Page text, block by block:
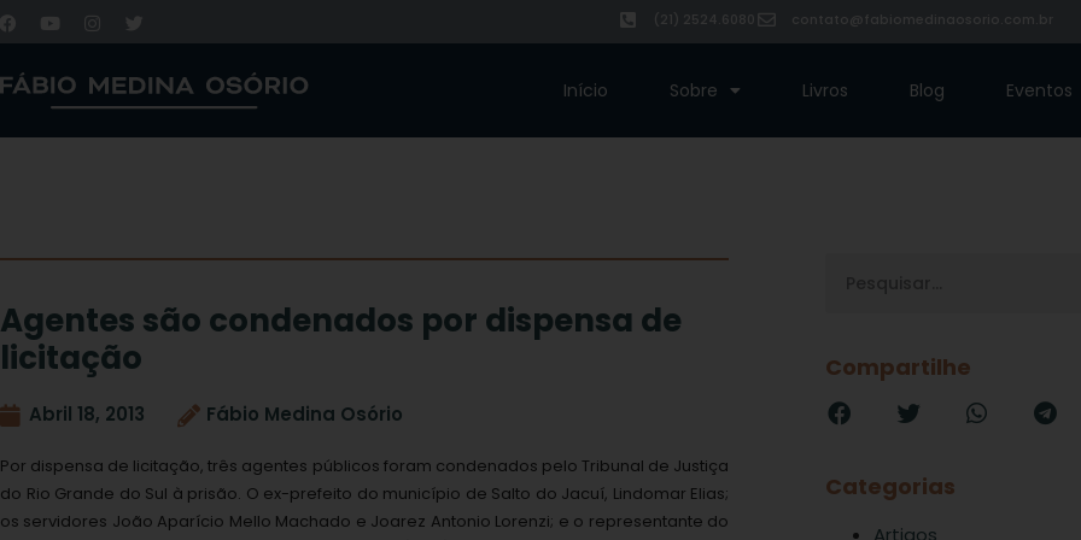
(21) 2524.6080 contato@fabiomedinaosorio.com.br
Início Sobre Livros Blog Eventos
Agentes são condenados por dispensa de
licitação
Abril 18, 2013 Fábio Medina Osório
Por dispensa de licitação, três agentes públicos foram condenados pelo Tribunal de Justiça
do Rio Grande do Sul à prisão. O ex-prefeito do município de Salto do Jacuí, Lindomar Elias;
os servidores João Aparício Mello Machado e Joarez Antonio Lorenzi; e o representante do
Compartilhe
Categorias
Artigos